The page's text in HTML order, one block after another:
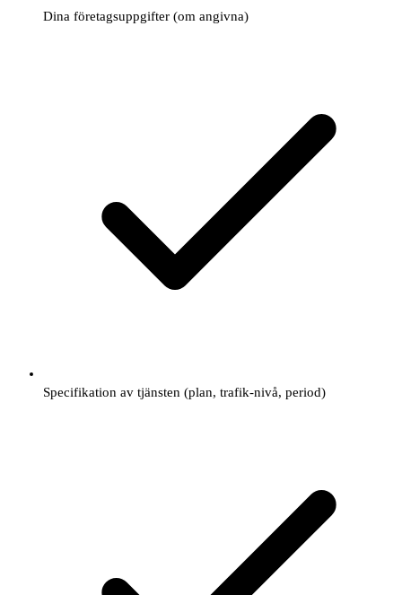
Dina företagsuppgifter (om angivna)
Specifikation av tjänsten (plan, trafik-nivå, period)